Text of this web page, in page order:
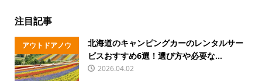
注目記事
アウトドアノウ
ハウ
北海道のキャンピングカーのレンタルサー
ビスおすすめ6選！選び方や必要な...
2026.04.02